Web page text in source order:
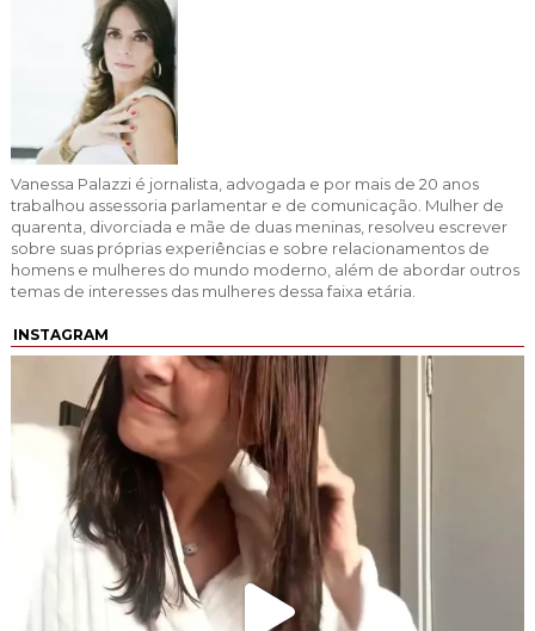
Vanessa Palazzi é jornalista, advogada e por mais de 20 anos
trabalhou assessoria parlamentar e de comunicação. Mulher de
quarenta, divorciada e mãe de duas meninas, resolveu escrever
sobre suas próprias experiências e sobre relacionamentos de
homens e mulheres do mundo moderno, além de abordar outros
temas de interesses das mulheres dessa faixa etária.
INSTAGRAM